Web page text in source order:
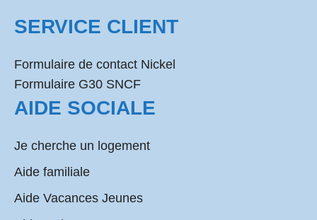
SERVICE CLIENT
Formulaire de contact Nickel
Formulaire G30 SNCF
AIDE SOCIALE
Je cherche un logement
Aide familiale
Aide Vacances Jeunes